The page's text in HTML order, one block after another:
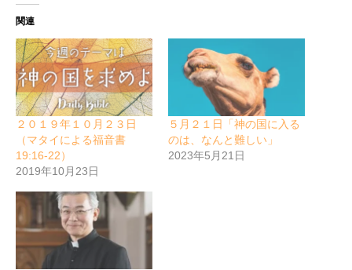
関連
２０１９年１０月２３日
（マタイによる福音書
19:16-22）
2019年10月23日
５月２１日「神の国に入る
のは、なんと難しい」
2023年5月21日